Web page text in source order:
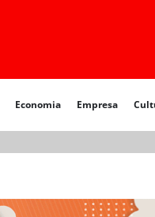
Economia Empresa